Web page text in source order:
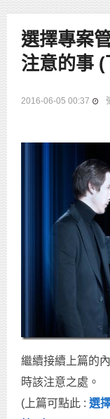
選擇專案
注意的事 (
2016-06-05 00:37
繼續接續上篇的
時該注意之處。
(上篇可點此 : 選